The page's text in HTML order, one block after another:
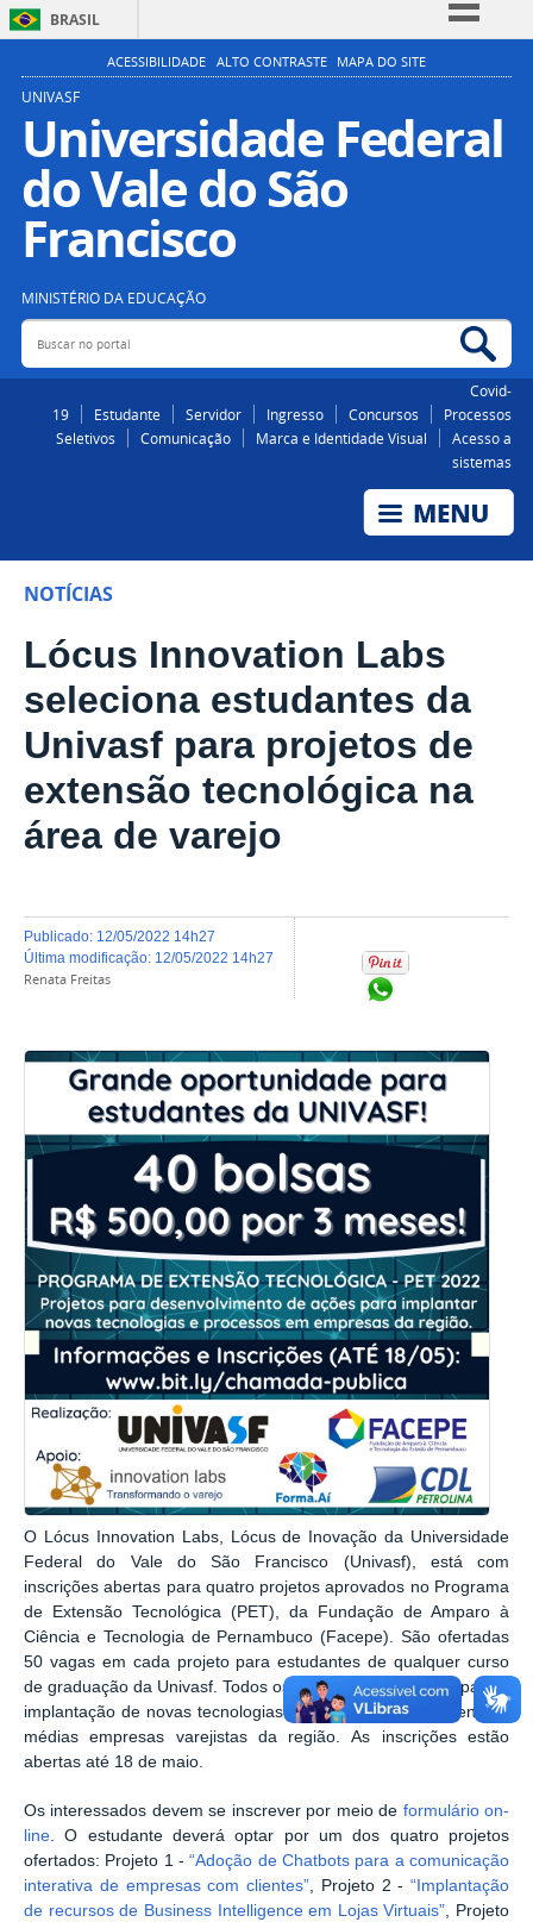
BRASIL
Simplifique!
Participe
Acesso à informação
Legislação
ACESSIBILIDADE ALTO CONTRASTE MAPA DO SITE
UNIVASF
Universidade Federal
do Vale do São
Francisco
MINISTÉRIO DA EDUCAÇÃO
Buscar no portal
Covid-
19
Estudante Servidor Ingresso Concursos
Processos
Seletivos
Comunicação Marca e Identidade Visual
Acesso a
sistemas
NOTÍCIAS
Lócus Innovation Labs
seleciona estudantes da
Univasf para projetos de
extensão tecnológica na
área de varejo
publicado: 12/05/2022 14h27
última modificação: 12/05/2022 14h27
Renata Freitas
O Lócus Innovation Labs, Lócus de Inovação da Universidade
Federal do Vale do São Francisco (Univasf), está com
inscrições abertas para quatro projetos aprovados no Programa
de Extensão Tecnológica (PET), da Fundação de Amparo à
Ciência e Tecnologia de Pernambuco (Facepe). São ofertadas
50 vagas em cada projeto para estudantes de qualquer curso
de graduação da Univasf. Todos os projetos são voltados para a
implantação de novas tecnologias e processos em pequenas e
médias empresas varejistas da região. As inscrições estão
abertas até 18 de maio.
Os interessados devem se inscrever por meio de formulário on-
line. O estudante deverá optar por um dos quatro projetos
ofertados: Projeto 1 -“Adoção de Chatbots para a comunicação
interativa de empresas com clientes”, Projeto 2 - “Implantação
de recursos de Business Intelligence em Lojas Virtuais”, Projeto